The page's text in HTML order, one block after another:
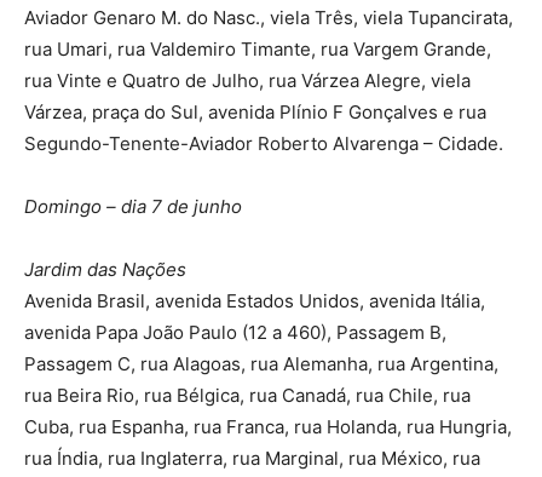
Aviador Genaro M. do Nasc., viela Três, viela Tupancirata,
rua Umari, rua Valdemiro Timante, rua Vargem Grande,
rua Vinte e Quatro de Julho, rua Várzea Alegre, viela
Várzea, praça do Sul, avenida Plínio F Gonçalves e rua
Segundo-Tenente-Aviador Roberto Alvarenga – Cidade.
Domingo – dia 7 de junho
Jardim das Nações
Avenida Brasil, avenida Estados Unidos, avenida Itália,
avenida Papa João Paulo (12 a 460), Passagem B,
Passagem C, rua Alagoas, rua Alemanha, rua Argentina,
rua Beira Rio, rua Bélgica, rua Canadá, rua Chile, rua
Cuba, rua Espanha, rua Franca, rua Holanda, rua Hungria,
rua Índia, rua Inglaterra, rua Marginal, rua México, rua